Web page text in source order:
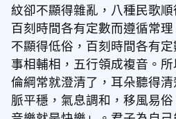
紋卻不顯得雜亂，八種民歌順
百刻時間各有定數而遵循常
不顯得低俗，百刻時間各有
事相輔相，五行領成複音。
倫綱常就澄清了，耳朵聽得
脈平穩，氣息調和，移風易